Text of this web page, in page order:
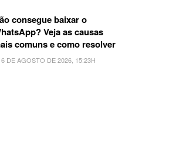
consegue baixar o
Veja as causas
comuns e como resolver
6 DE AGOSTO DE 2026, 15:23H